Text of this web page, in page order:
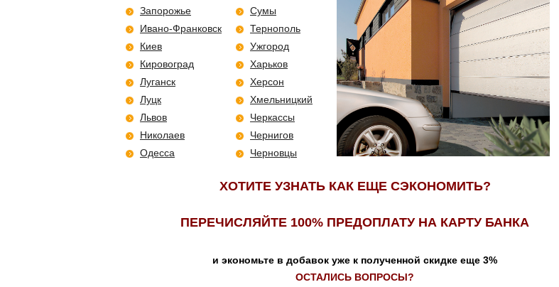
Запорожье
Ивано-Франковск
Киев
Кировоград
Луганск
Луцк
Львов
Николаев
Одесса
Сумы
Тернополь
Ужгород
Харьков
Херсон
Хмельницкий
Черкассы
Чернигов
Черновцы
ХОТИТЕ УЗНАТЬ КАК ЕЩЕ СЭКОНОМИТЬ?
ПЕРЕЧИСЛЯЙТЕ 100% ПРЕДОПЛАТУ НА КАРТУ БАНКА
и экономьте в добавок уже к полученной скидке еще 3%
ОСТАЛИСЬ ВОПРОСЫ?